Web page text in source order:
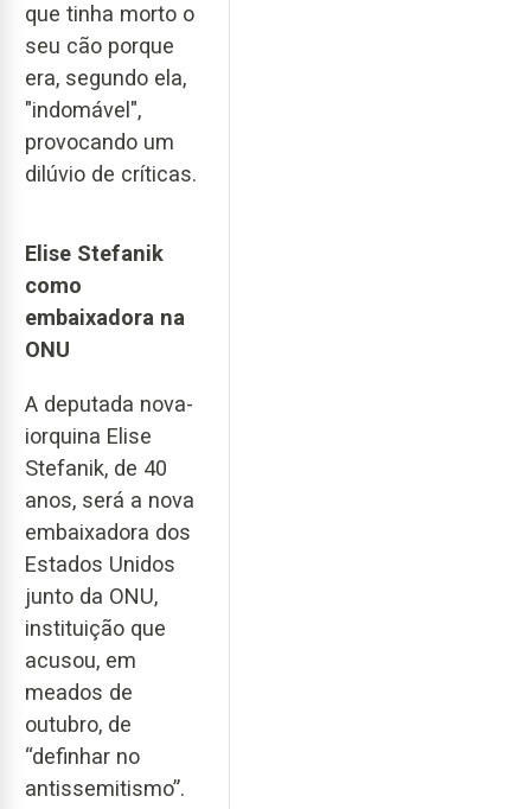
que tinha morto o
seu cão porque
era, segundo ela,
"indomável",
provocando um
dilúvio de críticas.
Elise Stefanik
como
embaixadora na
ONU
A deputada nova-
iorquina Elise
Stefanik, de 40
anos, será a nova
embaixadora dos
Estados Unidos
junto da ONU,
instituição que
acusou, em
meados de
outubro, de
“definhar no
antissemitismo”.